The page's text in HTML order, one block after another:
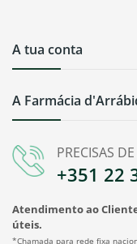
PRECISAS
+351 22
Atendimento ao Cliente
úteis.
*Chamada para rede fixa
A Farmácia
A tua conta